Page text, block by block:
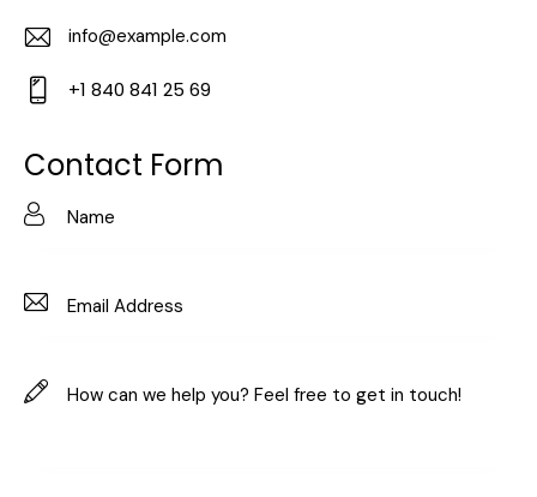
E-
m
info@example.com
on
e:
+1 840 841 25 69
Contact Form